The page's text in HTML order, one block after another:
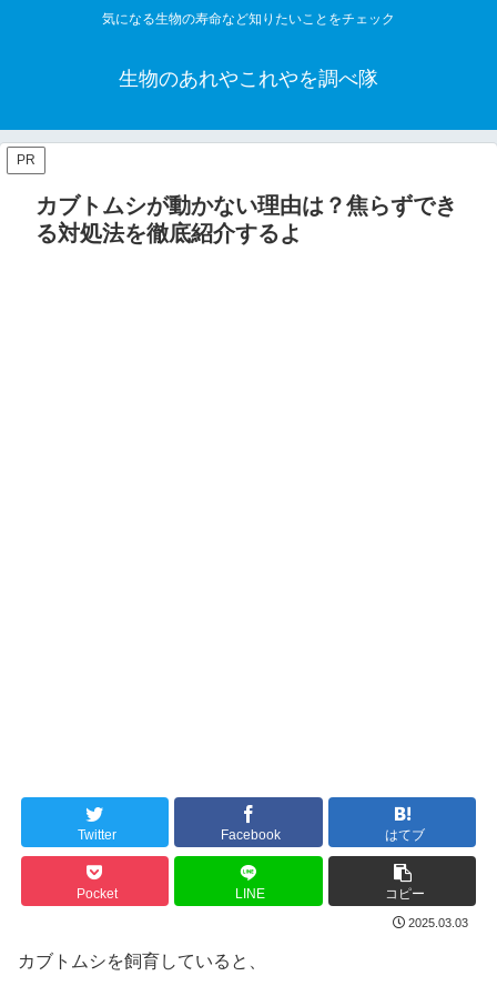
気になる生物の寿命など知りたいことをチェック
生物のあれやこれやを調べ隊
PR
カブトムシが動かない理由は？焦らずでき
る対処法を徹底紹介するよ
Twitter Facebook はてブ
Pocket LINE コピー
2025.03.03
カブトムシを飼育していると、